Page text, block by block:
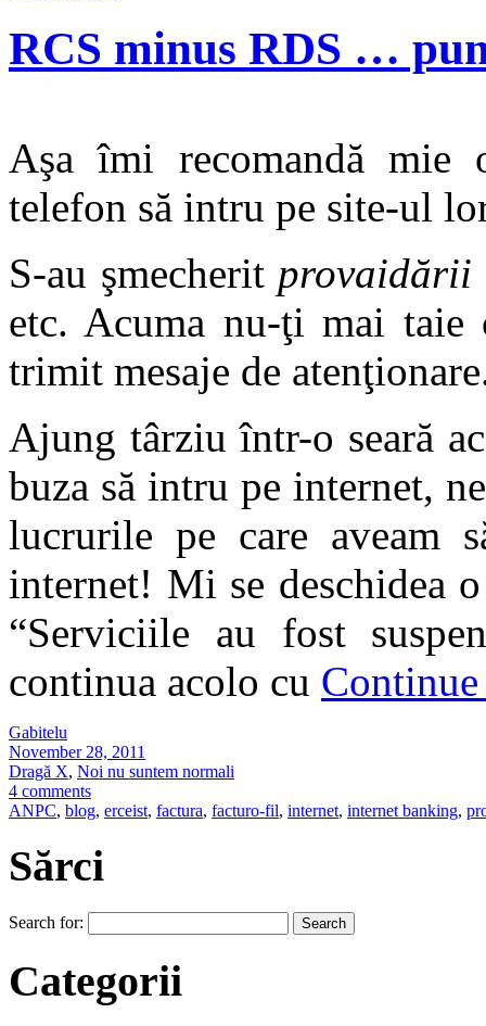
RCS minus RDS …
Aşa îmi recomandă mie
telefon să intru pe site-ul
S-au şmecherit provaidării
etc. Acuma nu-ţi mai
trimit mesaje de
Ajung târziu într-o seară
buza să intru pe internet,
lucrurile pe care aveam
internet! Mi se deschidea
“Serviciile au fost
continua acolo cu
Gabitelu
November 28, 2011
Dragă X, Noi nu suntem normali
4 comments
ANPC, blog, erceist, factura, facturo-fil, internet, internet banking,
Sărci
Search for:
Categorii